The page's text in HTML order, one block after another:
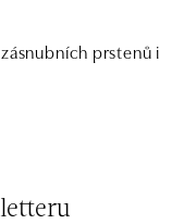
prstenů i